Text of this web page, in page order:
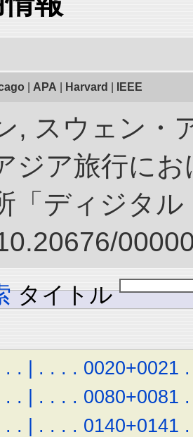
APA Harvard IEEE
, スウェン・
ジア旅行にお
「ディジタ
タイトル
. . | . . . . 0020+0021 .
. . | . . . . 0080+0081 .
. . | . . . . 0140+0141 .